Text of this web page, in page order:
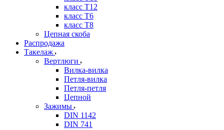
класс Т12
класс Т6
класс Т8
Цепная скоба
Распродажа
Такелаж
Вертлюги
Вилка-вилка
Петля-вилка
Петля-петля
Цепной
Зажимы
DIN 1142
DIN 741